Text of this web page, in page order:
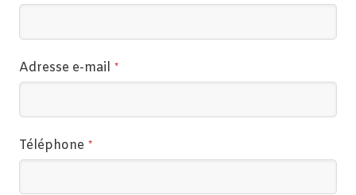
Adresse e-mail *
Téléphone *